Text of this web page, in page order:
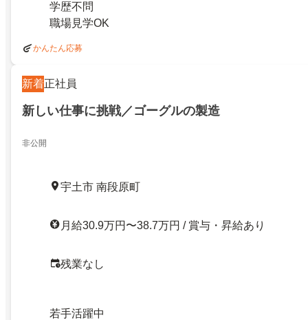
学歴不問
職場見学OK
かんたん応募
新着正社員
新しい仕事に挑戦／ゴーグルの製造
非公開
宇土市 南段原町
月給30.9万円〜38.7万円 / 賞与・昇給あり
残業なし
若手活躍中